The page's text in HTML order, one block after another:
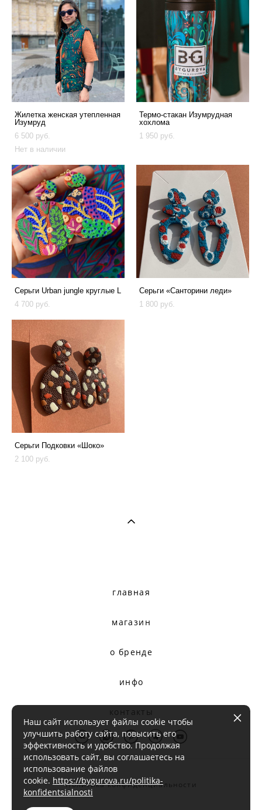
Жилетка женская утепленная
Изумруд
6 500 pуб.
Нет в наличии
Термо-стакан Изумрудная
хохлома
1 950 pуб.
Серьги Urban jungle круглые L
4 700 pуб.
Серьги «Санторини леди»
1 800 pуб.
Серьги Подковки «Шоко»
2 100 pуб.
главная
магазин
о бренде
инфо
контакты
Политика конфиденциальности
Наш сайт использует файлы cookie чтобы
улучшить работу сайта, повысить его
эффективность и удобство. Продолжая
использовать сайт, вы соглашаетесь на
использование файлов
cookie. https://bygurova.ru/politika-
konfidentsialnosti